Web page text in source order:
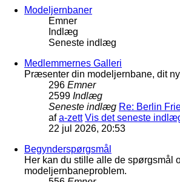
Modeljernbaner
Emner
Indlæg
Seneste indlæg
Medlemmernes Galleri
Præsenter din modeljernbane, dit
296 Emner
2599 Indlæg
Seneste indlæg Re: Berlin
afa-zett Vis det seneste
22 jul 2026, 20:53
Begynderspørgsmål
Her kan du stille alle de spørgsmål
modeljernbaneproblem.